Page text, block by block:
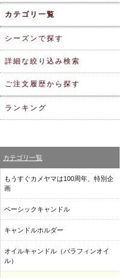
カテゴリ一覧
シーズンで探す
詳細な絞り込み検索
ご注文履歴から探す
ランキング
カテゴリ一覧
もうすぐカメヤマは100周年、特別企
画
ベーシックキャンドル
キャンドルホルダー
オイルキャンドル（パラフィンオイ
ル）